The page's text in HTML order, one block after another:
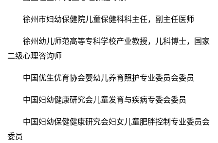
徐州市妇幼保健院儿童保健科科主任，副主任医师
徐州幼儿师范高等专科学校产业教授，儿科博士，国家
二级心理咨询师
中国优生优育协会婴幼儿养育照护专业委员会委员
中国妇幼健康研究会儿童发育与疾病专委会委员
中国妇幼保健健康研究会妇女儿童肥胖控制专业委员会
委员